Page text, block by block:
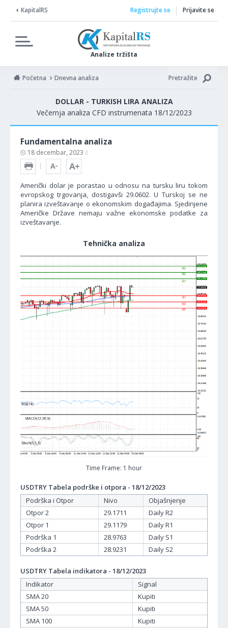
KapitalRS
Analize tržišta
Registrujte se Prijavite se
Početna Dnevna analiza Pretražite
DOLLAR - TURKISH LIRA ANALIZA
Večernja analiza CFD instrumenata 18/12/2023
Fundamentalna analiza
18 decembar, 2023
Američki dolar je porastao u odnosu na tursku liru tokom
evropskog trgovanja, dostigavši 29.0602. U Turskoj se ne
planira izveštavanje o ekonomskim događajima. Sjedinjene
Američke Države nemaju važne ekonomske podatke za
izveštavanje.
Tehnička analiza
Time Frame: 1 hour
USDTRY Tabela podrške i otpora - 18/12/2023
Podrška i Otpor
Nivo
Objašnjenje
Otpor 2
29.1711
Daily R2
Otpor 1
29.1179
Daily R1
Podrška 1
28.9763
Daily S1
Podrška 2
28.9231 Daily S2
USDTRY Tabela indikatora - 18/12/2023
Indikator
Signal
SMA 20
Kupiti
SMA 50
Kupiti
SMA 100
Kupiti